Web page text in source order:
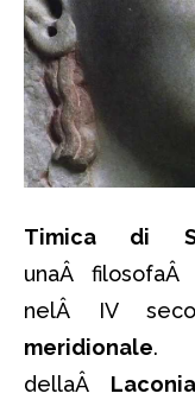
Timica di
unaÂ filosofaÂ
nelÂ IV
meridionale.
dellaÂ Laconia